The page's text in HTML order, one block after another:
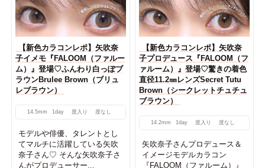
【新色カラコンレポ】矢吹奈
子イメモ『FALOOM（ファルー
ム）』登場♡ふんわり白っぽブ
ラウンBrulee Brown（ブリュ
レブラウン）
14.5mm 1day 度入り 度なし
モデルや俳優、タレントとし
てマルチに活躍している矢吹
奈子さん♡ そんな矢吹奈子さ
んがプロデューサー...
【新色カラコンレポ】矢吹奈
子プロデュース『FALOOM（フ
ァルーム）』登場♡驚きの着色
直径11.2㎜レンズSecret Tutu
Brown（シークレットチュチュ
ブラウン）
14.2mm 1day 度入り 度なし
矢吹奈子さんプロデュース＆
イメージモデルカラコン
『FALOOM（ファルーム）』